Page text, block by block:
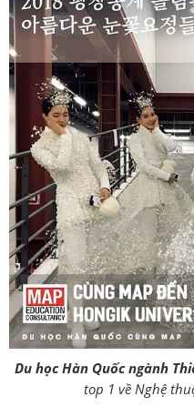
Du học Hàn Quốc ngành
top 1 về Nghệ